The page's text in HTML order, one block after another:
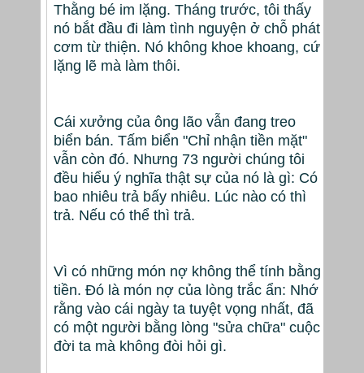
Thằng bé im lặng. Tháng trước, tôi thấy
nó bắt đầu đi làm tình nguyện ở chỗ phát
cơm từ thiện. Nó không khoe khoang, cứ
lặng lẽ mà làm thôi.
Cái xưởng của ông lão vẫn đang treo
biển bán. Tấm biển "Chỉ nhận tiền mặt"
vẫn còn đó. Nhưng 73 người chúng tôi
đều hiểu ý nghĩa thật sự của nó là gì: Có
bao nhiêu trả bấy nhiêu. Lúc nào có thì
trả. Nếu có thể thì trả.
Vì có những món nợ không thể tính bằng
tiền. Đó là món nợ của lòng trắc ẩn: Nhớ
rằng vào cái ngày ta tuyệt vọng nhất, đã
có một người bằng lòng "sửa chữa" cuộc
đời ta mà không đòi hỏi gì.